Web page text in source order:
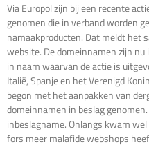
Via Europol zijn bij een recente
genomen die in verband worden
namaakproducten. Dat meldt het
website. De domeinnamen zijn
in naam waarvan de actie is
Italië, Spanje en het Verenigd
begon met het aanpakken van
domeinnamen in beslag
inbeslagname. Onlangs kwam
fors meer malafide webshops